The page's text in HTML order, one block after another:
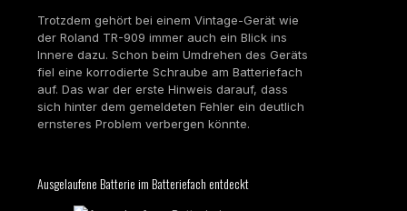
Trotzdem gehört bei einem Vintage-Gerät wie
der Roland TR-909 immer auch ein Blick ins
Innere dazu. Schon beim Umdrehen des Geräts
fiel eine korrodierte Schraube am Batteriefach
auf. Das war der erste Hinweis darauf, dass
sich hinter dem gemeldeten Fehler ein deutlich
ernsteres Problem verbergen könnte.
Ausgelaufene Batterie im Batteriefach entdeckt